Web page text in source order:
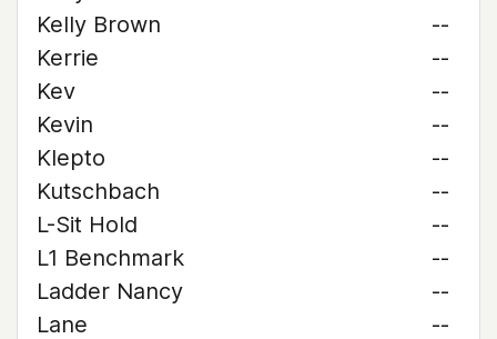
Kelly Brown
--
Kerrie
--
Kev
--
Kevin
--
Klepto
--
Kutschbach
--
L-Sit Hold
--
L1 Benchmark
--
Ladder Nancy
--
Lane
--